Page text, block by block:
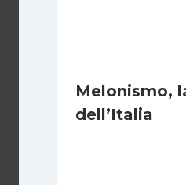
Melonismo,
dell’Italia